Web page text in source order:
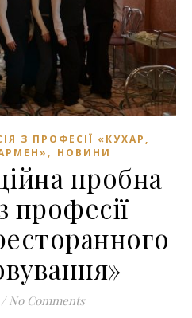
З ПРОФЕСІЇ «КУХАР,
, НОВИНИ
пробна
професії
/ No Comments